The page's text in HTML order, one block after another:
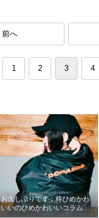
前へ
1 2 3 4
お久しぶりです：柊ひめかわ
いいのひめかわいいコラム第